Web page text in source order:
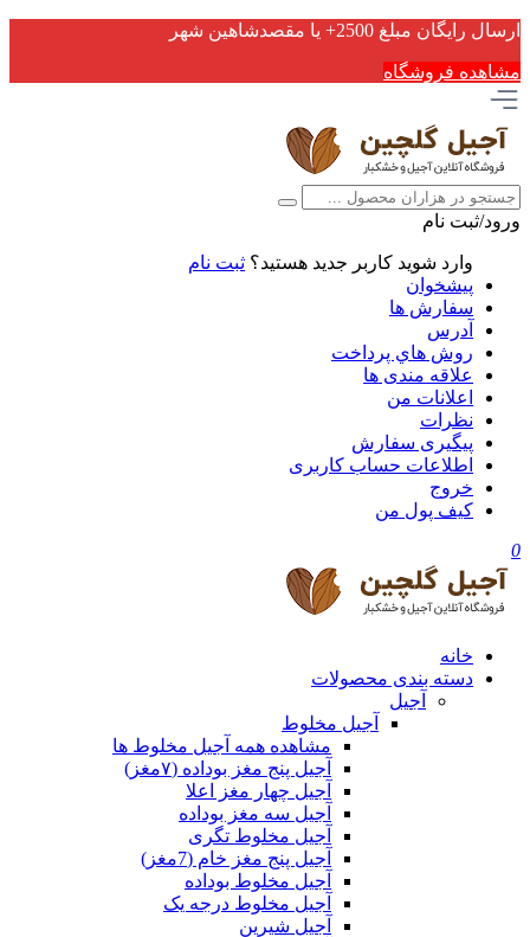
ارسال رایگان مبلغ 2500+ یا مقصدشاهین شهر
مشاهده فروشگاه
ورود/ثبت نام
وارد شوید کاربر جدید هستید؟ ثبت نام
پیشخوان
سفارش ها
آدرس
روش هاي پرداخت
علاقه مندی ها
اعلانات من
نظرات
پیگیری سفارش
اطلاعات حساب كاربری
خروج
کیف پول من
0
خانه
دسته بندی محصولات
آجیل
آجیل مخلوط
مشاهده همه آجیل مخلوط ها
آجیل پنج مغز بوداده (۷مغز)
آجیل چهار مغز اعلا
آجیل سه مغز بوداده
آجیل مخلوط تگری
آجیل پنج مغز خام (7مغز)
آجیل مخلوط بوداده
آجیل مخلوط درجه یک
آجیل شیرین